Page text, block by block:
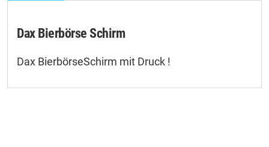
Dax Bierbörse Schirm
Dax BierbörseSchirm mit Druck !